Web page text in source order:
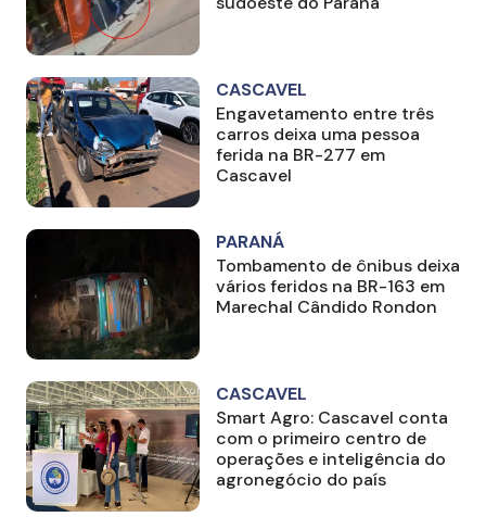
CASCAVEL
Engavetamento entre três
carros deixa uma pessoa
ferida na BR-277 em
Cascavel
PARANÁ
Tombamento de ônibus deixa
vários feridos na BR-163 em
Marechal Cândido Rondon
CASCAVEL
Smart Agro: Cascavel conta
com o primeiro centro de
operações e inteligência do
agronegócio do país